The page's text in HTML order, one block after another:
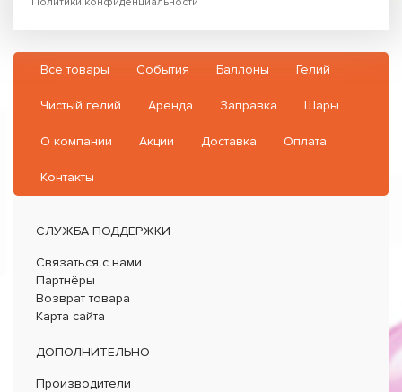
Все товары События Баллоны Гелий
Чистый гелий Аренда Заправка Шары
О компании Акции Доставка Оплата
Контакты
СЛУЖБА ПОДДЕРЖКИ
Связаться с нами
Партнёры
Возврат товара
Карта сайта
ДОПОЛНИТЕЛЬНО
Производители